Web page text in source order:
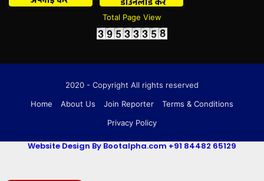
Total Page View
2020 - Copyright All rights reserved
Home
About Us Join Reporter
Terms & Conditions
Privacy Policy
Website Design By Bootalpha.com +91 84482 65129